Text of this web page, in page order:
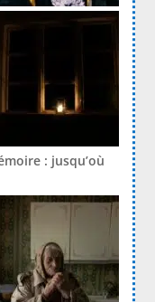
: jusqu’où